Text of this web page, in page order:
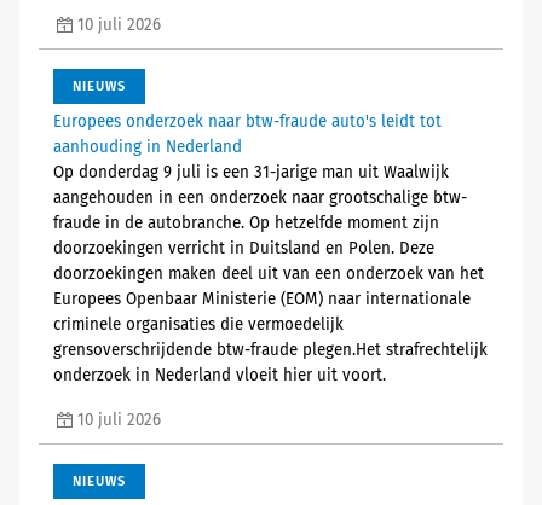
10 juli 2026
NIEUWS
Europees onderzoek naar btw-fraude auto's leidt tot
aanhouding in Nederland
Op donderdag 9 juli is een 31-jarige man uit Waalwijk
aangehouden in een onderzoek naar grootschalige btw-
fraude in de autobranche. Op hetzelfde moment zijn
doorzoekingen verricht in Duitsland en Polen. Deze
doorzoekingen maken deel uit van een onderzoek van het
Europees Openbaar Ministerie (EOM) naar internationale
criminele organisaties die vermoedelijk
grensoverschrijdende btw-fraude plegen.Het strafrechtelijk
onderzoek in Nederland vloeit hier uit voort.
10 juli 2026
NIEUWS